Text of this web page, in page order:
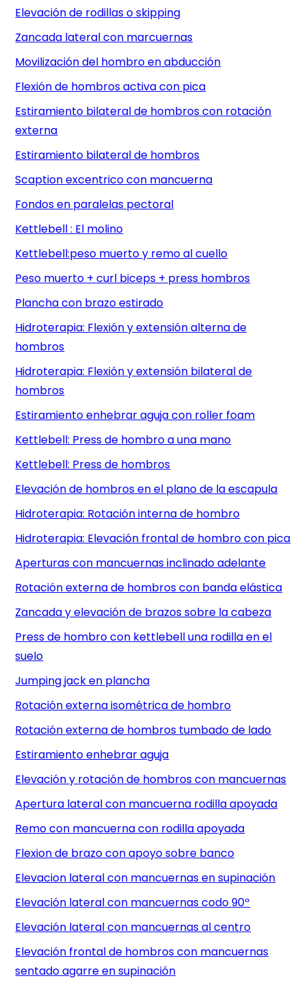
Elevación de rodillas o skipping
Zancada lateral con marcuernas
Movilización del hombro en abducción
Flexión de hombros activa con pica
Estiramiento bilateral de hombros con rotación
externa
Estiramiento bilateral de hombros
Scaption excentrico con mancuerna
Fondos en paralelas pectoral
Kettlebell : El molino
Kettlebell:peso muerto y remo al cuello
Peso muerto + curl biceps + press hombros
Plancha con brazo estirado
Hidroterapia: Flexión y extensión alterna de
hombros
Hidroterapia: Flexión y extensión bilateral de
hombros
Estiramiento enhebrar aguja con roller foam
Kettlebell: Press de hombro a una mano
Kettlebell: Press de hombros
Elevación de hombros en el plano de la escapula
Hidroterapia: Rotación interna de hombro
Hidroterapia: Elevación frontal de hombro con pica
Aperturas con mancuernas inclinado adelante
Rotación externa de hombros con banda elástica
Zancada y elevación de brazos sobre la cabeza
Press de hombro con kettlebell una rodilla en el
suelo
Jumping jack en plancha
Rotación externa isométrica de hombro
Rotación externa de hombros tumbado de lado
Estiramiento enhebrar aguja
Elevación y rotación de hombros con mancuernas
Apertura lateral con mancuerna rodilla apoyada
Remo con mancuerna con rodilla apoyada
Flexion de brazo con apoyo sobre banco
Elevacion lateral con mancuernas en supinación
Elevación lateral con mancuernas codo 90º
Elevación lateral con mancuernas al centro
Elevación frontal de hombros con mancuernas
sentado agarre en supinación